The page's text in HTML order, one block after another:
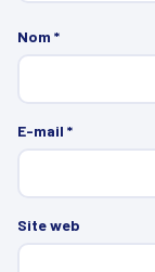
Nom *
E-mail *
Site web